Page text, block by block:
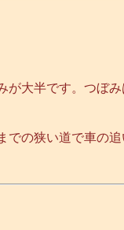
が大半です。つぼ
の狭い道で車の